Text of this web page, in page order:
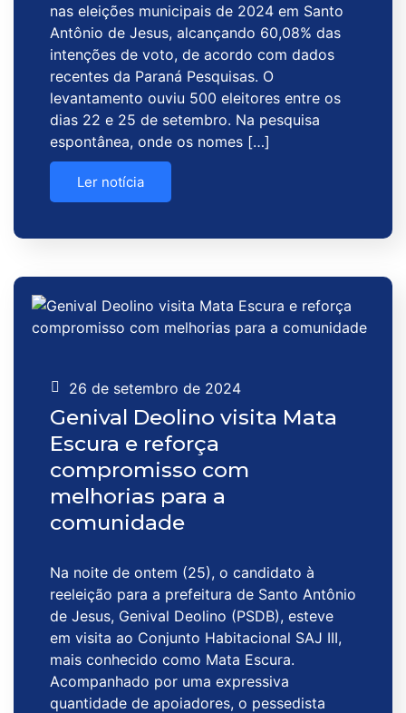
nas eleições municipais de 2024 em Santo
Antônio de Jesus, alcançando 60,08% das
intenções de voto, de acordo com dados
recentes da Paraná Pesquisas. O
levantamento ouviu 500 eleitores entre os
dias 22 e 25 de setembro. Na pesquisa
espontânea, onde os nomes […]
Ler notícia
26 de setembro de 2024
Genival Deolino visita Mata
Escura e reforça
compromisso com
melhorias para a
comunidade
Na noite de ontem (25), o candidato à
reeleição para a prefeitura de Santo Antônio
de Jesus, Genival Deolino (PSDB), esteve
em visita ao Conjunto Habitacional SAJ III,
mais conhecido como Mata Escura.
Acompanhado por uma expressiva
quantidade de apoiadores, o pessedista